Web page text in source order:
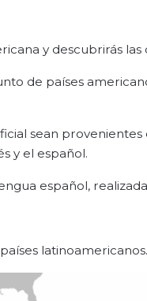
y descubrirás las
de países
sean
y el español.
español,
latinoamericanos.